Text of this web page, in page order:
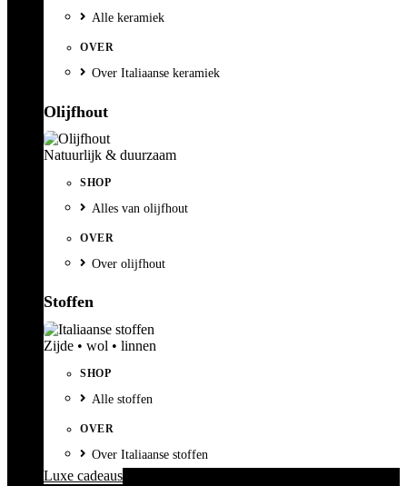
Alle keramiek
OVER
Over Italiaanse keramiek
Olijfhout
Natuurlijk & duurzaam
SHOP
Alles van olijfhout
OVER
Over olijfhout
Stoffen
Zijde • wol • linnen
SHOP
Alle stoffen
OVER
Over Italiaanse stoffen
Luxe cadeaus